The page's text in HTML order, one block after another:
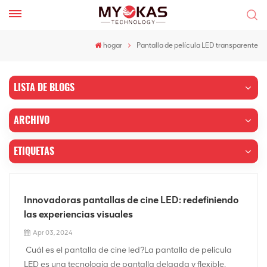
hogar Pantalla de película LED transparente
LISTA DE BLOGS
ARCHIVO
ETIQUETAS
Innovadoras pantallas de cine LED: redefiniendo
las experiencias visuales
Apr 03, 2024
Cuál es el pantalla de cine led?La pantalla de película
LED es una tecnología de pantalla delgada y flexible.